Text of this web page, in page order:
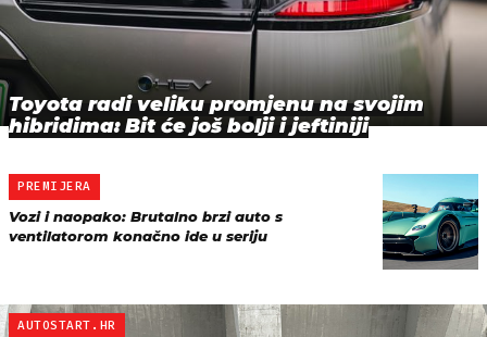
Toyota radi veliku promjenu na svojim
hibridima: Bit će još bolji i jeftiniji
PREMIJERA
Vozi i naopako: Brutalno brzi auto s
ventilatorom konačno ide u seriju
AUTOSTART.HR